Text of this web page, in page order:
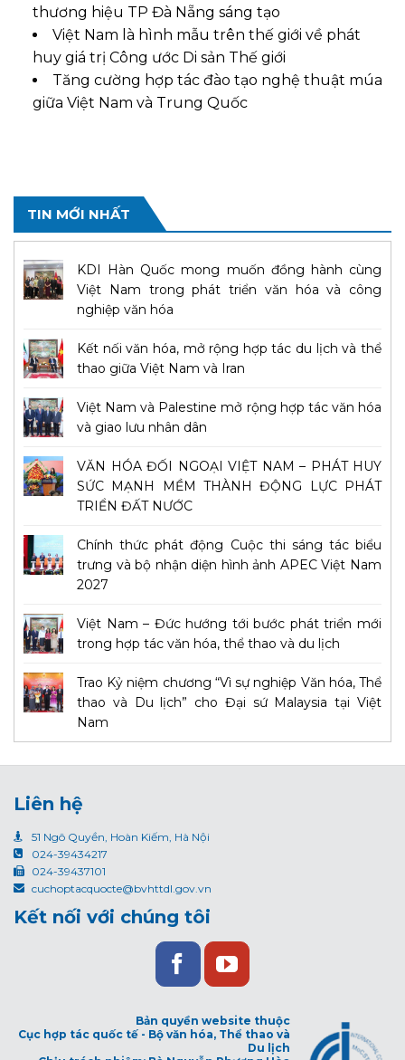
thương hiệu TP Đà Nẵng sáng tạo
Việt Nam là hình mẫu trên thế giới về phát
huy giá trị Công ước Di sản Thế giới
Tăng cường hợp tác đào tạo nghệ thuật múa
giữa Việt Nam và Trung Quốc
TIN MỚI NHẤT
KDI Hàn Quốc mong muốn đồng hành cùng
Việt Nam trong phát triển văn hóa và công
nghiệp văn hóa
Kết nối văn hóa, mở rộng hợp tác du lịch và thể
thao giữa Việt Nam và Iran
Việt Nam và Palestine mở rộng hợp tác văn hóa
và giao lưu nhân dân
VĂN HÓA ĐỐI NGOẠI VIỆT NAM – PHÁT HUY
SỨC MẠNH MỀM THÀNH ĐỘNG LỰC PHÁT
TRIỂN ĐẤT NƯỚC
Chính thức phát động Cuộc thi sáng tác biểu
trưng và bộ nhận diện hình ảnh APEC Việt Nam
2027
Việt Nam – Đức hướng tới bước phát triển mới
trong hợp tác văn hóa, thể thao và du lịch
Trao Kỷ niệm chương “Vì sự nghiệp Văn hóa, Thể
thao và Du lịch” cho Đại sứ Malaysia tại Việt
Nam
Liên hệ
51 Ngô Quyền, Hoàn Kiếm, Hà Nội
024-39434217
024-39437101
cuchoptacquocte@bvhttdl.gov.vn
Kết nối với chúng tôi
Bản quyền website thuộc
Cục hợp tác quốc tế - Bộ văn hóa, Thể thao và
Du lịch